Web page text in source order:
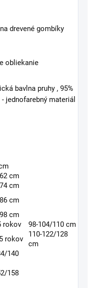
drevené gombíky
obliekanie
bavlna pruhy , 95%
jednofarebný materiál
cm
cm
cm
cm
rokov
98-104/110 cm
rokov
110-122/128
cm
140
158